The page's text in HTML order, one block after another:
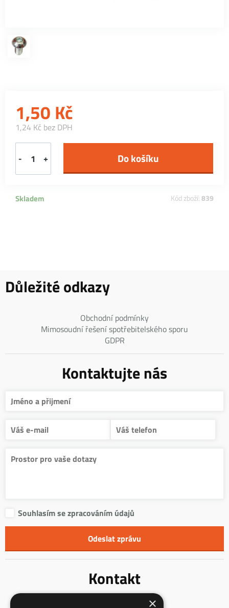
1,50 Kč
1,24 Kč bez DPH
- +
Skladem Kód zboží: 839
Důležité odkazy
Obchodní podmínky
Mimosoudní řešení spotřebitelského sporu
GDPR
Kontaktujte nás
Souhlasím se zpracováním údajů
Kontakt
×